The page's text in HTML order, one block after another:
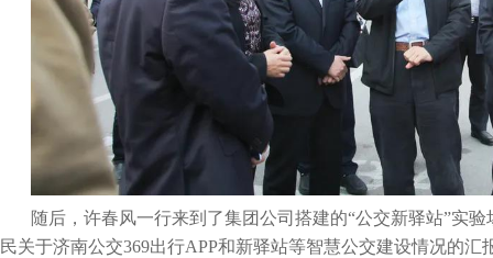
随后，许春风一行来到了集团公司搭建的“公交新驿站”实
民关于济南公交369出行APP和新驿站等智慧公交建设情况的